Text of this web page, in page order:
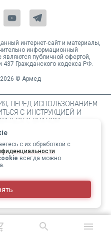
с их обработкой с
всегда можно
интернет-сайт и материалы,
информационный
являются публичной офертой,
Гражданского кодекса РФ.
2026 © Армед
ПЕРЕД ИСПОЛЬЗОВАНИЕМ
С ИНСТРУКЦИЕЙ И
С ВРАЧОМ